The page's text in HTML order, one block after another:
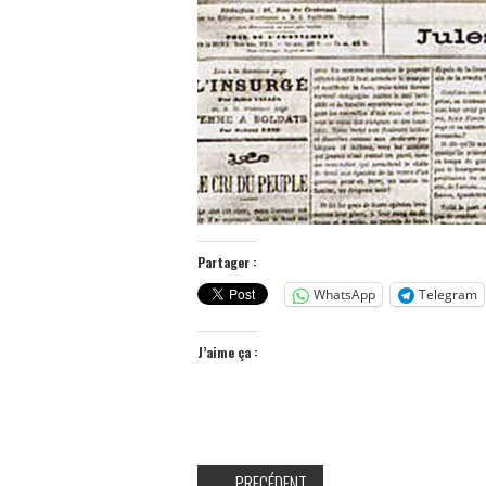
Partager :
WhatsApp
Telegram
J’aime ça :